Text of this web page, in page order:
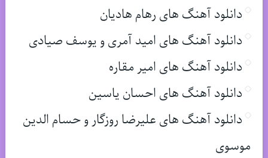
دانلود آهنگ های رهام هادیان
دانلود آهنگ های امید آمری و یوسف صیادی
دانلود آهنگ های امیر مقاره
دانلود آهنگ های احسان یاسین
دانلود آهنگ های علیرضا روزگار و حسام الدین
موسوی